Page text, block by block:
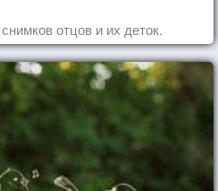
отцов и их деток.